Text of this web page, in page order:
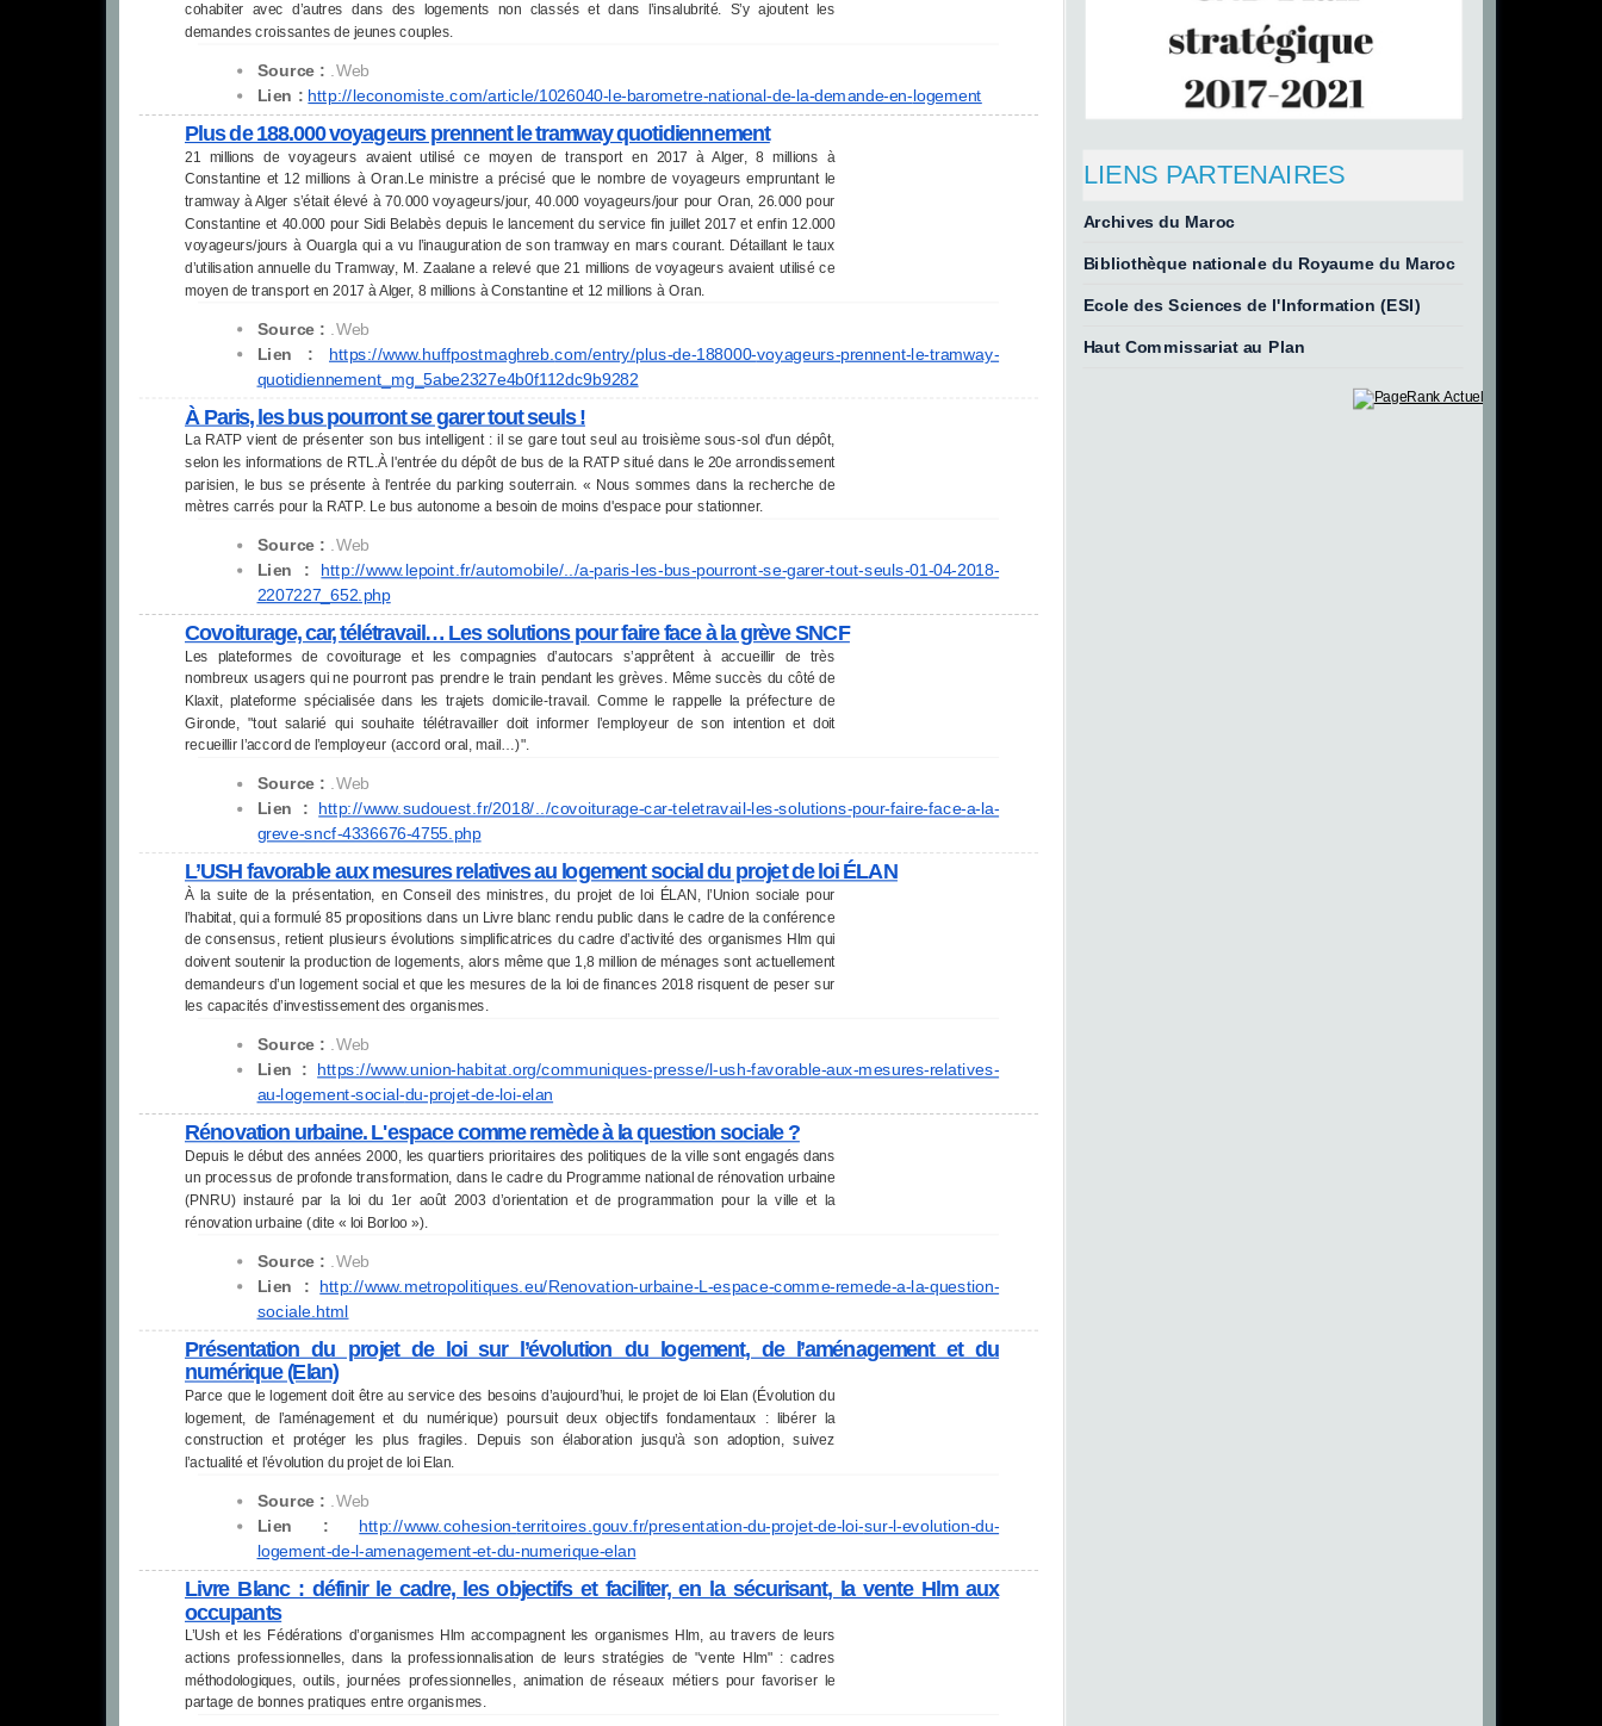
cohabiter avec d’autres dans des logements non classés et dans l’insalubrité. S’y ajoutent les
demandes croissantes de jeunes couples.
Source : .Web
Lien : http://leconomiste.com/article/1026040-le-barometre-national-de-la-demande-en-logement
Plus de 188.000 voyageurs prennent le tramway quotidiennement
21 millions de voyageurs avaient utilisé ce moyen de transport en 2017 à Alger, 8 millions à
Constantine et 12 millions à Oran.Le ministre a précisé que le nombre de voyageurs empruntant le
tramway à Alger s’était élevé à 70.000 voyageurs/jour, 40.000 voyageurs/jour pour Oran, 26.000 pour
Constantine et 40.000 pour Sidi Belabès depuis le lancement du service fin juillet 2017 et enfin 12.000
voyageurs/jours à Ouargla qui a vu l’inauguration de son tramway en mars courant. Détaillant le taux
d’utilisation annuelle du Tramway, M. Zaalane a relevé que 21 millions de voyageurs avaient utilisé ce
moyen de transport en 2017 à Alger, 8 millions à Constantine et 12 millions à Oran.
Source :
.Web
Lien : https://www.huffpostmaghreb.com/entry/plus-de-188000-voyageurs-prennent-le-tramway-
quotidiennement_mg_5abe2327e4b0f112dc9b9282
À Paris, les bus pourront se garer tout seuls !
La RATP vient de présenter son bus intelligent : il se gare tout seul au troisième sous-sol d'un dépôt,
selon les informations de RTL.À l'entrée du dépôt de bus de la RATP situé dans le 20e arrondissement
parisien, le bus se présente à l'entrée du parking souterrain. « Nous sommes dans la recherche de
mètres carrés pour la RATP. Le bus autonome a besoin de moins d'espace pour stationner.
Source : .Web
Lien : http://www.lepoint.fr/automobile/../a-paris-les-bus-pourront-se-garer-tout-seuls-01-04-2018-
2207227_652.php
Covoiturage, car, télétravail… Les solutions pour faire face à la grève SNCF
Les plateformes de covoiturage et les compagnies d’autocars s’apprêtent à accueillir de très
nombreux usagers qui ne pourront pas prendre le train pendant les grèves. Même succès du côté de
Klaxit, plateforme spécialisée dans les trajets domicile-travail. Comme le rappelle la préfecture de
Gironde, "tout salarié qui souhaite télétravailler doit informer l’employeur de son intention et doit
recueillir l’accord de l’employeur (accord oral, mail…)".
Source : .Web
Lien : http://www.sudouest.fr/2018/../covoiturage-car-teletravail-les-solutions-pour-faire-face-a-la-
greve-sncf-4336676-4755.php
L’USH favorable aux mesures relatives au logement social du projet de loi ÉLAN
À la suite de la présentation, en Conseil des ministres, du projet de loi ÉLAN, l’Union sociale pour
l’habitat, qui a formulé 85 propositions dans un Livre blanc rendu public dans le cadre de la conférence
de consensus, retient plusieurs évolutions simplificatrices du cadre d’activité des organismes Hlm qui
doivent soutenir la production de logements, alors même que 1,8 million de ménages sont actuellement
demandeurs d’un logement social et que les mesures de la loi de finances 2018 risquent de peser sur
les capacités d’investissement des organismes.
Source : .Web
Lien : https://www.union-habitat.org/communiques-presse/l-ush-favorable-aux-mesures-relatives-
au-logement-social-du-projet-de-loi-elan
Rénovation urbaine. L'espace comme remède à la question sociale ?
Depuis le début des années 2000, les quartiers prioritaires des politiques de la ville sont engagés dans
un processus de profonde transformation, dans le cadre du Programme national de rénovation urbaine
(PNRU) instauré par la loi du 1er août 2003 d’orientation et de programmation pour la ville et la
rénovation urbaine (dite « loi Borloo »).
Source :
.Web
Lien : http://www.metropolitiques.eu/Renovation-urbaine-L-espace-comme-remede-a-la-question-
sociale.html
Présentation du projet de loi sur l’évolution du logement, de l’aménagement et du
numérique (Elan)
Parce que le logement doit être au service des besoins d’aujourd’hui, le projet de loi Elan (Évolution du
logement, de l’aménagement et du numérique) poursuit deux objectifs fondamentaux : libérer la
construction et protéger les plus fragiles. Depuis son élaboration jusqu’à son adoption, suivez
l’actualité et l’évolution du projet de loi Elan.
Source : .Web
Lien : http://www.cohesion-territoires.gouv.fr/presentation-du-projet-de-loi-sur-l-evolution-du-
logement-de-l-amenagement-et-du-numerique-elan
Livre Blanc : définir le cadre, les objectifs et faciliter, en la sécurisant, la vente Hlm aux
occupants
L’Ush et les Fédérations d’organismes Hlm accompagnent les organismes Hlm, au travers de leurs
actions professionnelles, dans la professionnalisation de leurs stratégies de "vente Hlm" : cadres
méthodologiques, outils, journées professionnelles, animation de réseaux métiers pour favoriser le
partage de bonnes pratiques entre organismes.
LIENS PARTENAIRES
Archives du Maroc
Bibliothèque nationale du Royaume du Maroc
Ecole des Sciences de l'Information (ESI)
Haut Commissariat au Plan